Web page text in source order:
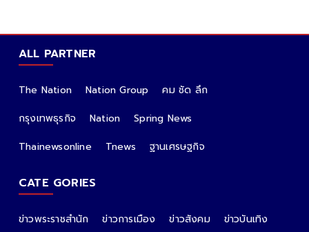
ALL PARTNER
The Nation Nation Group
คม ชัด ลึก
กรุงเทพธุรกิจ
Nation
Spring News
Thainewsonline
Tnews ฐานเศรษฐกิจ
CATE GORIES
ข่าวพระราชสำนัก ข่าวการเมือง ข่าวสังคม
ข่าวบันเทิง